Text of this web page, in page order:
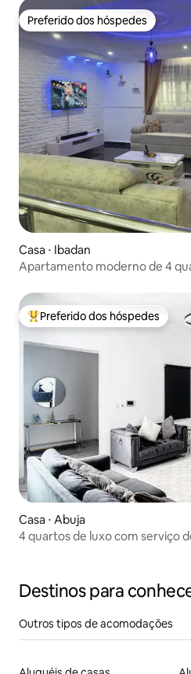
Preferido dos hóspedes
Preferido dos hóspedes
Casa ⋅ Ibadan
Apartamento moderno de 4
Entre os melhores preferidos
Preferido dos hóspedes
Casa ⋅ Abuja
4 quartos de luxo com serviço
Destinos para
Outros tipos de acomodações